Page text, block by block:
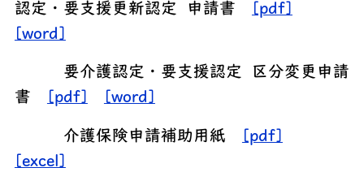
認定・要支援更新認定 申請書
[pdf]
[word]
要介護認定・要支援認定 区分変更申請
書
[pdf] [word]
介護保険申請補助用紙
[pdf]
[excel]